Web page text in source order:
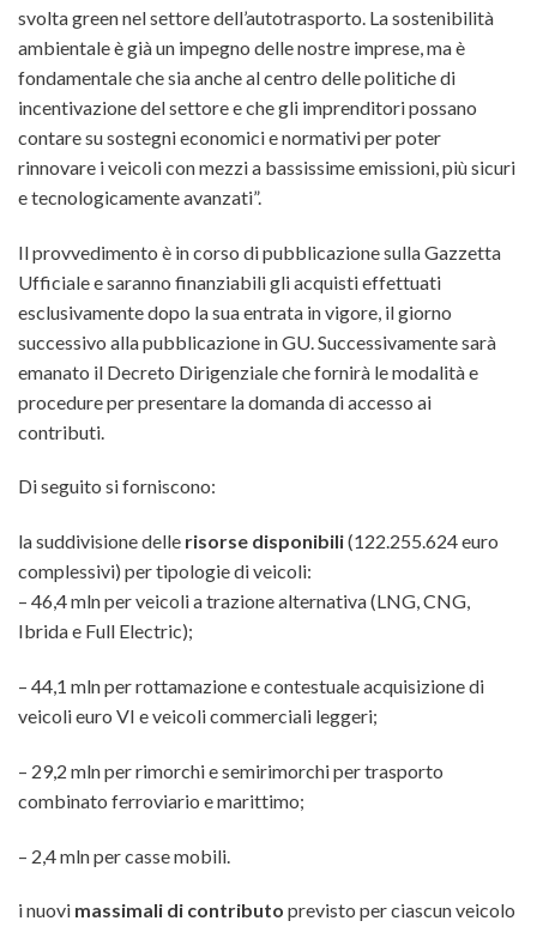
svolta green nel settore dell’autotrasporto. La sostenibilità
ambientale è già un impegno delle nostre imprese, ma è
fondamentale che sia anche al centro delle politiche di
incentivazione del settore e che gli imprenditori possano
contare su sostegni economici e normativi per poter
rinnovare i veicoli con mezzi a bassissime emissioni, più sicuri
e tecnologicamente avanzati”.
Il provvedimento è in corso di pubblicazione sulla Gazzetta
Ufficiale e saranno finanziabili gli acquisti effettuati
esclusivamente dopo la sua entrata in vigore, il giorno
successivo alla pubblicazione in GU. Successivamente sarà
emanato il Decreto Dirigenziale che fornirà le modalità e
procedure per presentare la domanda di accesso ai
contributi.
Di seguito si forniscono:
la suddivisione delle risorse disponibili(122.255.624 euro
complessivi) per tipologie di veicoli:
– 46,4 mln per veicoli a trazione alternativa (LNG, CNG,
Ibrida e Full Electric);
– 44,1 mln per rottamazione e contestuale acquisizione di
veicoli euro VI e veicoli commerciali leggeri;
– 29,2 mln per rimorchi e semirimorchi per trasporto
combinato ferroviario e marittimo;
– 2,4 mln per casse mobili.
i nuovi massimali di contributo previsto per ciascun veicolo